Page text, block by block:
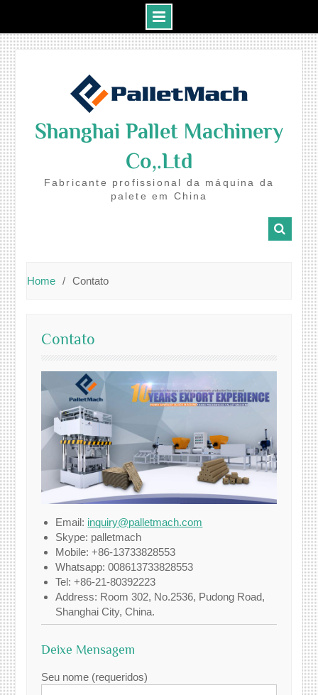
Shanghai Pallet Machinery
Co,.Ltd
Fabricante profissional da máquina da
palete em China
Home Contato
Contato
Email: inquiry@palletmach.com
Skype: palletmach
Mobile: +86-13733828553
Whatsapp: 008613733828553
Tel: +86-21-80392223
Address: Room 302, No.2536, Pudong Road,
Shanghai City, China.
Deixe Mensagem
Seu nome (requeridos)